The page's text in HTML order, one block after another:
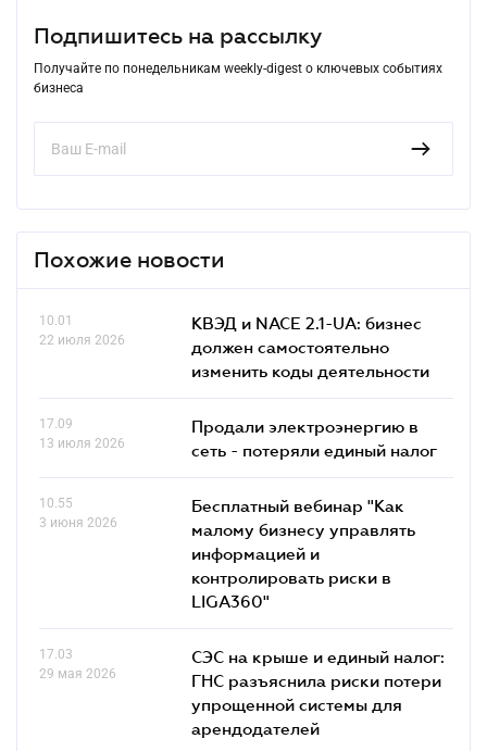
Подпишитесь на рассылку
Получайте по понедельникам weekly-digest о ключевых событиях
бизнеса
Похожие новости
10.01
22 июля 2026
КВЭД и NACE 2.1-UA: бизнес
должен самостоятельно
изменить коды деятельности
17.09
13 июля 2026
Продали электроэнергию в
сеть - потеряли единый налог
10.55
3 июня 2026
Бесплатный вебинар "Как
малому бизнесу управлять
информацией и
контролировать риски в
LIGA360"
17.03
29 мая 2026
СЭС на крыше и единый налог:
ГНС разъяснила риски потери
упрощенной системы для
арендодателей